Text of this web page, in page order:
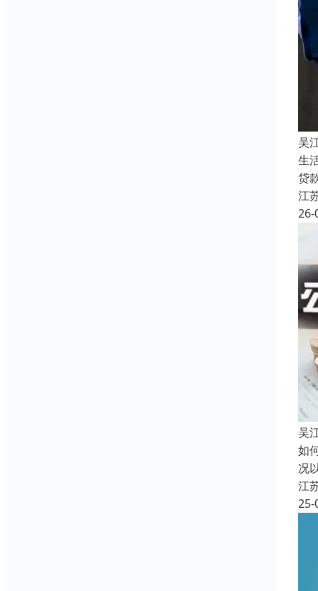
吴
生
贷
江
26-
吴
如
况
江
25-